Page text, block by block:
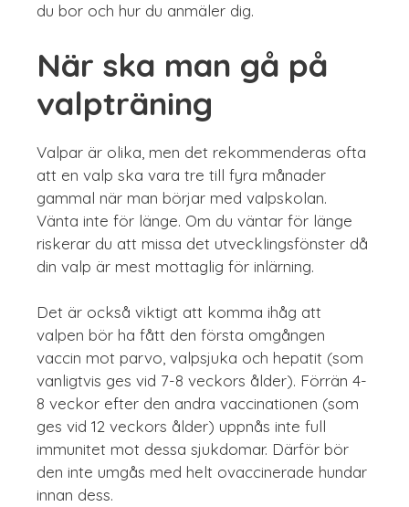
du bor och hur du anmäler dig.
När ska man gå på
valpträning
Valpar är olika, men det rekommenderas ofta
att en valp ska vara tre till fyra månader
gammal när man börjar med valpskolan.
Vänta inte för länge. Om du väntar för länge
riskerar du att missa det utvecklingsfönster då
din valp är mest mottaglig för inlärning.
Det är också viktigt att komma ihåg att
valpen bör ha fått den första omgången
vaccin mot parvo, valpsjuka och hepatit (som
vanligtvis ges vid 7-8 veckors ålder). Förrän 4-
8 veckor efter den andra vaccinationen (som
ges vid 12 veckors ålder) uppnås inte full
immunitet mot dessa sjukdomar. Därför bör
den inte umgås med helt ovaccinerade hundar
innan dess.